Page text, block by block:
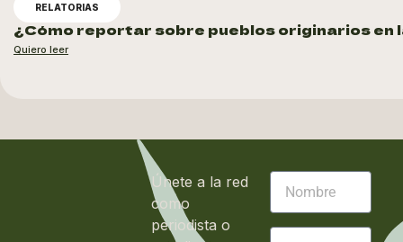
RELATORIAS
¿Cómo reportar sobre pueblos originarios en
Quiero leer
Únete a la red
como
periodista o